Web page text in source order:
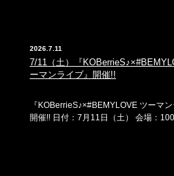
2026.7.11
7/11（土）『
ーマンライブ』開催!!
『KOBerrieS♪×#BEMYLOVE ツーマン
開催!! 日付：7月11日（土） 会場：